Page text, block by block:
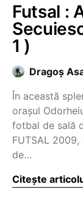
Futsal :
1 )
Dragoş
În această
oraşul
fotbal de sală
FUTSAL
de…
Citește